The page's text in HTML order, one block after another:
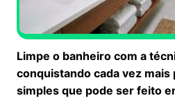
Limpe o banheiro com a
conquistando cada vez
simples que pode ser feito